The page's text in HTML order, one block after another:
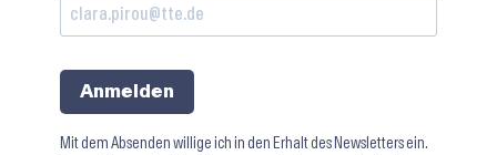
Anmelden
Mit dem Absenden willige ich in den Erhalt des Newsletters ein.